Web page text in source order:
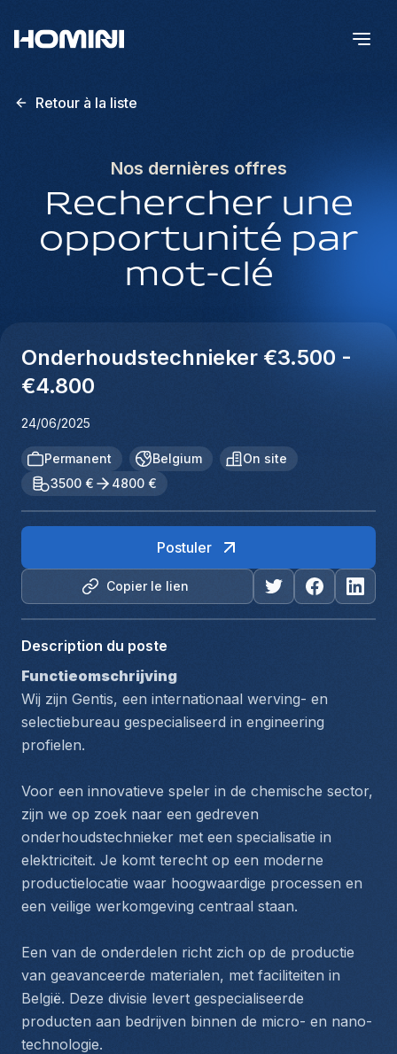
Retour à la liste
Nos dernières offres
Rechercher une
opportunité par
mot-clé
Onderhoudstechnieker €3.500 -
€4.800
24/06/2025
Permanent Belgium
On site
3500 €
4800 €
Copier le lien
Postuler
Description du poste
Functieomschrijving
Wij zijn Gentis, een internationaal werving- en
selectiebureau gespecialiseerd in engineering
profielen.
Voor een innovatieve speler in de chemische sector,
zijn we op zoek naar een gedreven
onderhoudstechnieker met een specialisatie in
elektriciteit. Je komt terecht op een moderne
productielocatie waar hoogwaardige processen en
een veilige werkomgeving centraal staan.
Een van de onderdelen richt zich op de productie
van geavanceerde materialen, met faciliteiten in
België. Deze divisie levert gespecialiseerde
producten aan bedrijven binnen de micro- en nano-
technologie.